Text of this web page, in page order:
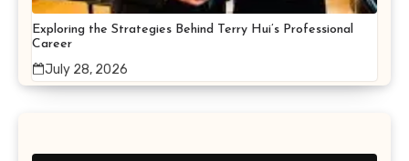
Exploring the Strategies Behind Terry Hui’s Professional
Career
July 28, 2026